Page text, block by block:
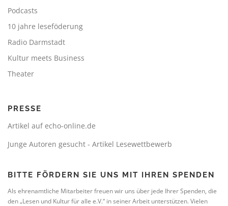
Podcasts
10 jahre leseföderung
Radio Darmstadt
Kultur meets Business
Theater
PRESSE
Artikel auf echo-online.de
Junge Autoren gesucht - Artikel Lesewettbewerb
BITTE FÖRDERN SIE UNS MIT IHREN SPENDEN
Als ehrenamtliche Mitarbeiter freuen wir uns über jede Ihrer Spenden, die
den „Lesen und Kultur für alle e.V.“ in seiner Arbeit unterstützen. Vielen